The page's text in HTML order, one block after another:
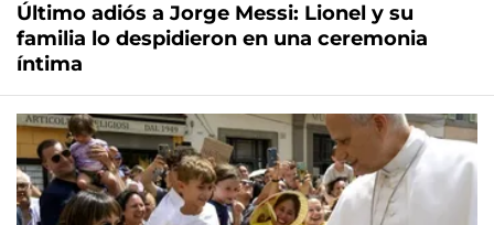
Último adiós a Jorge Messi: Lionel y su
familia lo despidieron en una ceremonia
íntima